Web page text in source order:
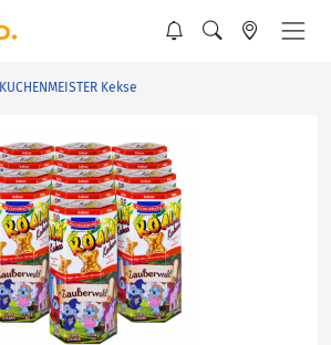
KUCHENMEISTER Kekse